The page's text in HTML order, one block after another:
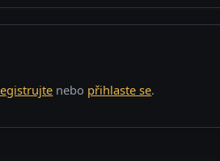
nebo přihlaste se.